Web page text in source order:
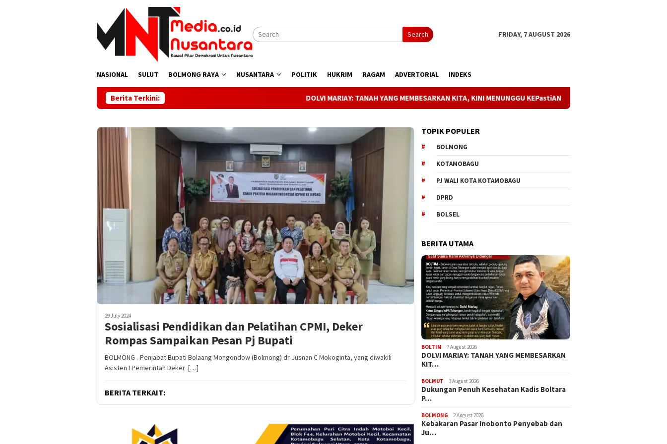
Search
FRIDAY, 7 AUGUST 2026
NASIONAL SULUT BOLMONG RAYA NUSANTARA POLITIK HUKRIM RAGAM ADVERTORIAL INDEKS
Berita Terkini: DOLVI MARIAY: TANAH YANG MEMBESARKAN KITA, KINI MENUNGGU KEPastiANNYA Dukungan Penuh Kesehatan
29 July 2024
Sosialisasi Pendidikan dan Pelatihan CPMI, Deker
Rompas Sampaikan Pesan Pj Bupati
BOLMONG - Penjabat Bupati Bolaang Mongondow (Bolmong) dr Jusnan C Mokoginta, yang diwakili
Asisten I Pemerintah Deker […]
BERITA TERKAIT:
TOPIK POPULER
BOLMONG
KOTAMOBAGU
PJ WALI KOTA KOTAMOBAGU
DPRD
BOLSEL
BERITA UTAMA
BOLTIM 7 August 2026
DOLVI MARIAY: TANAH YANG MEMBESARKAN
KIT…
BOLMUT 3 August 2026
Dukungan Penuh Kesehatan Kadis Boltara
P…
BOLMONG 2 August 2026
Kebakaran Pasar Inobonto Penyebab dan
Ju…